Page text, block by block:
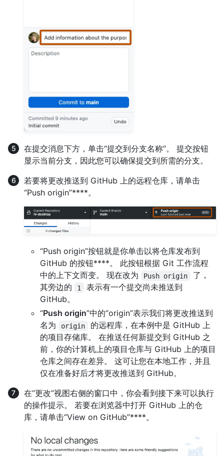
在提交消息下方，单击“提交到分支名称”。 提交按钮
显示当前分支，因此您可以确保提交到所需的分支。
若要将更改推送到 GitHub 上的远程仓库，请单击
“Push origin”****。
“Push origin”按钮就是你单击以将仓库发布到
GitHub 的按钮****。 此按钮根据 Git 工作流程
中的上下文而变。 现在改为
Push origin
了，
其旁边的
1
表示有一个提交尚未推送到
GitHub。
“Push origin”中的“origin”表示我们将更改推送到
名为
origin
的远程库，在本例中是 GitHub 上
的项目存储库。 在推送任何新提交到 GitHub 之
前，你的计算机上的项目仓库与 GitHub 上的项目
仓库之间存在差异。 这可让您在本地工作，并且
仅在准备好后才将更改推送到 GitHub。
在“更改”视图右侧的窗口中，你会看到接下来可以执行
的操作提示。 若要在浏览器中打开 GitHub 上的仓
库，请单击“View on GitHub”****。